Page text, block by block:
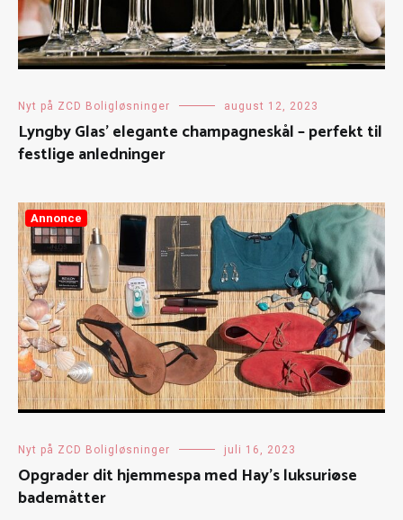
Nyt på ZCD Boligløsninger august 12, 2023
Lyngby Glas’ elegante champagneskål – perfekt til
festlige anledninger
Annonce
Nyt på ZCD Boligløsninger juli 16, 2023
Opgrader dit hjemmespa med Hay’s luksuriøse
bademåtter